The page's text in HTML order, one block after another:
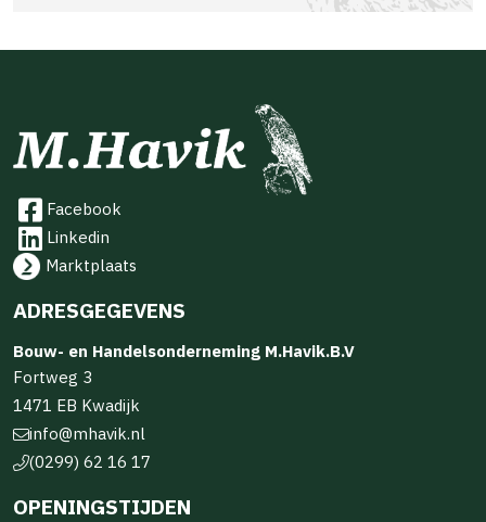
Facebook
Linkedin
Marktplaats
ADRESGEGEVENS
Bouw- en Handelsonderneming M.Havik.B.V
Fortweg 3
1471 EB Kwadijk
info@mhavik.nl
(0299) 62 16 17
OPENINGSTIJDEN